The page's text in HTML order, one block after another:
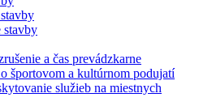
stavby
a čas prevádzkarne
športovom a kultúrnom podujatí
služieb na miestnych